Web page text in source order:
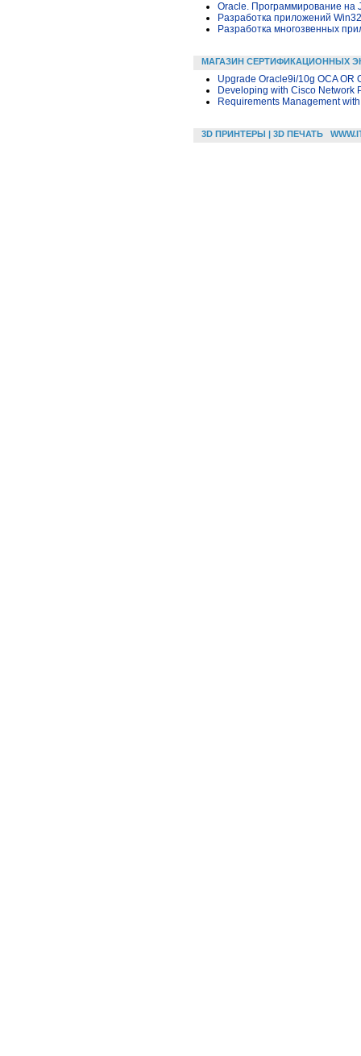
Oracle. Программирование на
Разработка приложений
Разработка многозвенных
МАГАЗИН СЕРТИФИКАЦИОННЫХ
Upgrade Oracle9i/10g OCA OR
Developing with Cisco Network
Requirements Management
3D ПРИНТЕРЫ | 3D ПЕЧАТЬ